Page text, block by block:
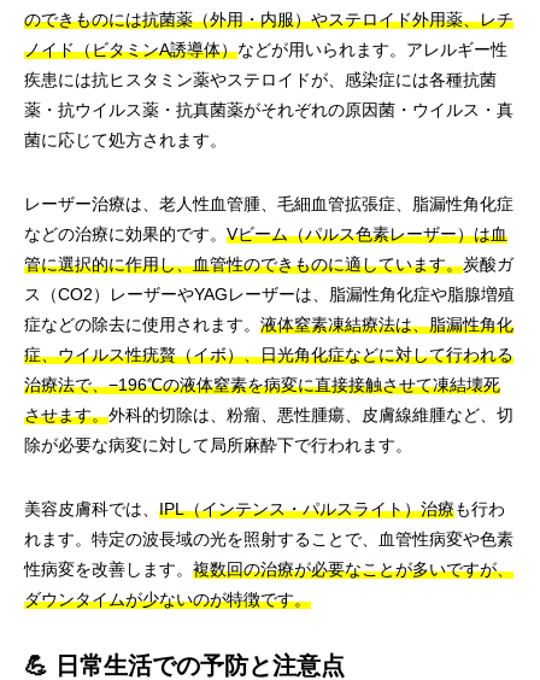
のできものには抗菌薬（外用・内服）やステロイド外用薬、レチ
ノイド（ビタミンA誘導体）などが用いられます。アレルギー性
疾患には抗ヒスタミン薬やステロイドが、感染症には各種抗菌
薬・抗ウイルス薬・抗真菌薬がそれぞれの原因菌・ウイルス・真
菌に応じて処方されます。
レーザー治療は、老人性血管腫、毛細血管拡張症、脂漏性角化症
などの治療に効果的です。 Vビーム（パルス色素レーザー）は血
管に選択的に作用し、血管性のできものに適しています。炭酸ガ
ス（CO2）レーザーやYAGレーザーは、脂漏性角化症や脂腺増殖
症などの除去に使用されます。 液体窒素凍結療法は、脂漏性角化
症、ウイルス性疣贅（イボ）、日光角化症などに対して行われる
治療法で、−196℃の液体窒素を病変に直接接触させて凍結壊死
させます。外科的切除は、粉瘤、悪性腫瘍、皮膚線維腫など、切
除が必要な病変に対して局所麻酔下で行われます。
美容皮膚科では、 IPL（インテンス・パルスライト）治療も行わ
れます。特定の波長域の光を照射することで、血管性病変や色素
性病変を改善します。 複数回の治療が必要なことが多いですが、
ダウンタイムが少ないのが特徴です。
💪 日常生活での予防と注意点